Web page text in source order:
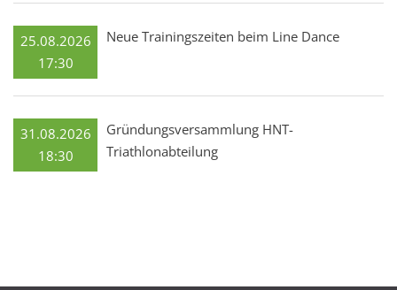
25.08.2026
17:30
Neue Trainingszeiten beim Line Dance
31.08.2026
18:30
Gründungsversammlung HNT-
Triathlonabteilung